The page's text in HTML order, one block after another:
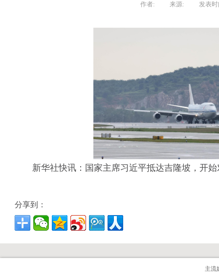
作者: 来源: 发表时
新华社快讯：国家主席习近平抵达吉隆坡，开
分享到：
主流